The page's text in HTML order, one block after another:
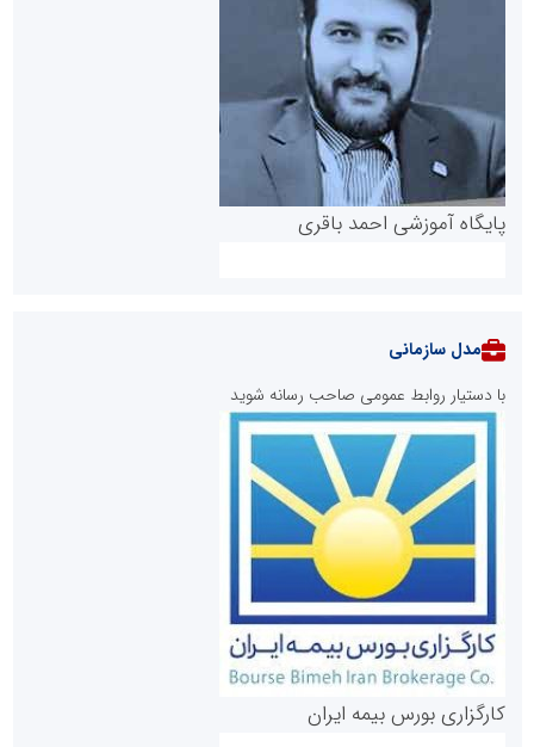
پایگاه آموزشی احمد باقری
روابط عمومی خبرگزاری گزارش خبر
مدل سازمانی
با دستیار روابط عمومی صاحب رسانه شوید
کارگزاری بورس بیمه ایران